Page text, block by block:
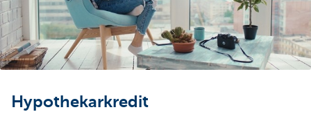
Particulieren
Hypothekarkredit